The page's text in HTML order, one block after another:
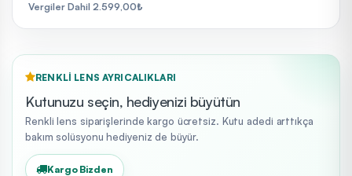
Vergiler Dahil 2.599,00₺
RENKLI LENS AYRICALIKLARI
Kutunuzu seçin, hediyenizi büyütün
Renkli lens siparişlerinde kargo ücretsiz. Kutu adedi arttıkça
bakım solüsyonu hediyeniz de büyür.
Kargo Bizden